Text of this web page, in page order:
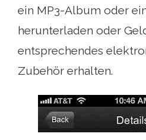
ein MP3-Album oder
herunterladen oder
entsprechendes
Zubehör erhalten.